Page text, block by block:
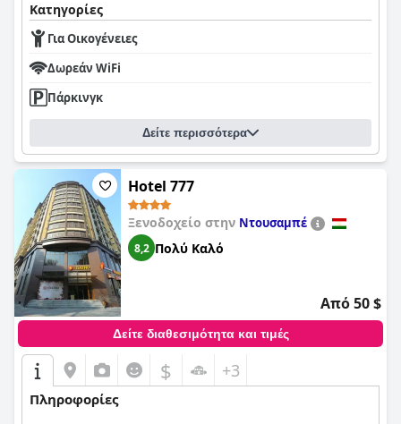
Κατηγορίες
Για Οικογένειες
Δωρεάν WiFi
Πάρκινγκ
Δείτε περισσότερα
Hotel 777
Ξενοδοχείο στην Ντουσαμπέ
8,2 Πολύ Καλό
Από 50 $
Δείτε διαθεσιμότητα και τιμές
$ +3
Πληροφορίες